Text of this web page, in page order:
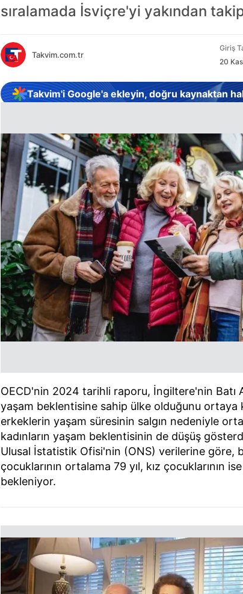
sıralamada İsviçre'yi yakından
Takvim.com.tr
Giriş
20
Takvim'i Google'a ekleyin, doğru kaynaktan
OECD'nin 2024 tarihli raporu, İngiltere'nin Batı
yaşam beklentisine sahip ülke olduğunu ortaya
erkeklerin yaşam süresinin salgın nedeniyle
kadınların yaşam beklentisinin de düşüş
Ulusal İstatistik Ofisi'nin (ONS) verilerine göre,
çocuklarının ortalama 79 yıl, kız çocuklarının
bekleniyor.